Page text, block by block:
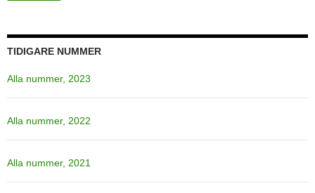
TIDIGARE NUMMER
Alla nummer, 2023
Alla nummer, 2022
Alla nummer, 2021